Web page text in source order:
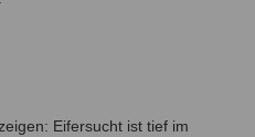
Eifersucht ist tief im